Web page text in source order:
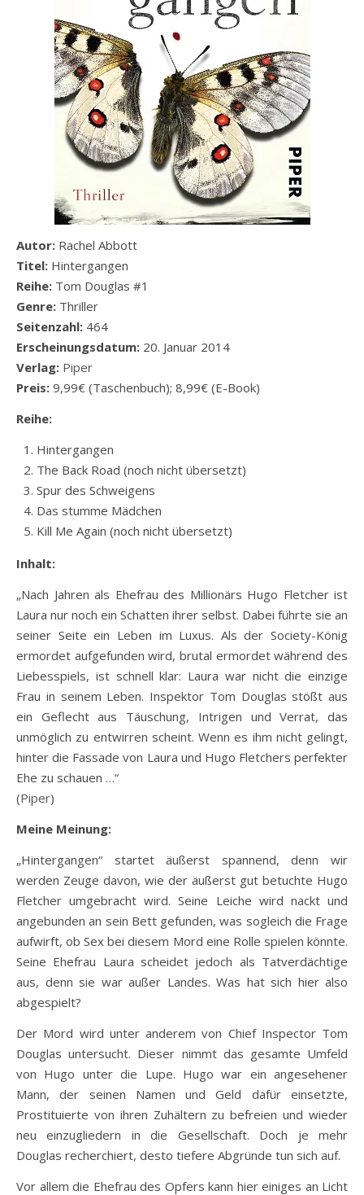
Autor: Rachel Abbott
Titel: Hintergangen
Reihe: Tom Douglas #1
Genre: Thriller
Seitenzahl: 464
Erscheinungsdatum: 20. Januar 2014
Verlag: Piper
Preis: 9,99€ (Taschenbuch); 8,99€ (E-Book)
Reihe:
Hintergangen
The Back Road (noch nicht übersetzt)
Spur des Schweigens
Das stumme Mädchen
Kill Me Again (noch nicht übersetzt)
Inhalt:
„Nach Jahren als Ehefrau des Millionärs Hugo Fletcher ist
Laura nur noch ein Schatten ihrer selbst. Dabei führte sie an
seiner Seite ein Leben im Luxus. Als der Society-König
ermordet aufgefunden wird, brutal ermordet während des
Liebesspiels, ist schnell klar: Laura war nicht die einzige
Frau in seinem Leben. Inspektor Tom Douglas stößt aus
ein Geflecht aus Täuschung, Intrigen und Verrat, das
unmöglich zu entwirren scheint. Wenn es ihm nicht gelingt,
hinter die Fassade von Laura und Hugo Fletchers perfekter
Ehe zu schauen …“
(Piper)
Meine Meinung:
„Hintergangen“ startet äußerst spannend, denn wir
werden Zeuge davon, wie der äußerst gut betuchte Hugo
Fletcher umgebracht wird. Seine Leiche wird nackt und
angebunden an sein Bett gefunden, was sogleich die Frage
aufwirft, ob Sex bei diesem Mord eine Rolle spielen könnte.
Seine Ehefrau Laura scheidet jedoch als Tatverdächtige
aus, denn sie war außer Landes. Was hat sich hier also
abgespielt?
Der Mord wird unter anderem von Chief Inspector Tom
Douglas untersucht. Dieser nimmt das gesamte Umfeld
von Hugo unter die Lupe. Hugo war ein angesehener
Mann, der seinen Namen und Geld dafür einsetzte,
Prostituierte von ihren Zuhältern zu befreien und wieder
neu einzugliedern in die Gesellschaft. Doch je mehr
Douglas recherchiert, desto tiefere Abgründe tun sich auf.
Vor allem die Ehefrau des Opfers kann hier einiges an Licht